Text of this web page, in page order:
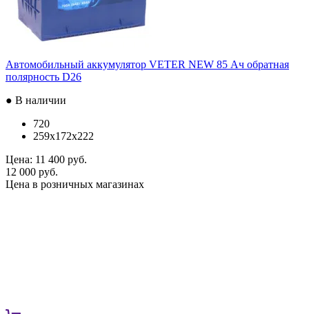
Автомобильный аккумулятор VETER NEW 85 Ач обратная
полярность D26
● В наличии
720
259x172x222
Цена: 11 400 руб.
12 000 руб.
Цена в розничных магазинах